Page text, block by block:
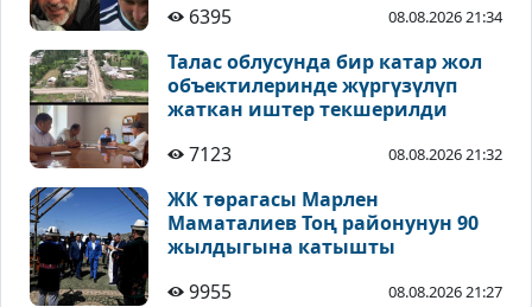
6395 08.08.2026 21:34
Талас облусунда бир катар жол
объектилеринде жүргүзүлүп
жаткан иштер текшерилди
7123
08.08.2026 21:32
ЖК төрагасы Марлен
Маматалиев Тоң районунун 90
жылдыгына катышты
9955
08.08.2026 21:27